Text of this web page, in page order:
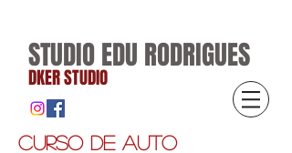
STUDIO EDU RODRIGUES
DKER STUDIO
CURSO DE auto